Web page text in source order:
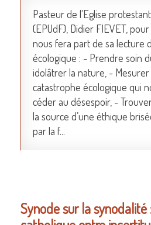
Pasteur de l'Eglise
(EPUdF), Didier FIEVET,
nous fera part de sa lecture
écologique : - Prendre soin
idolâtrer la nature, - Mesurer
catastrophe écologique qui
céder au désespoir, -
la source d’une éthique
par la f...
Synode sur la synodalité